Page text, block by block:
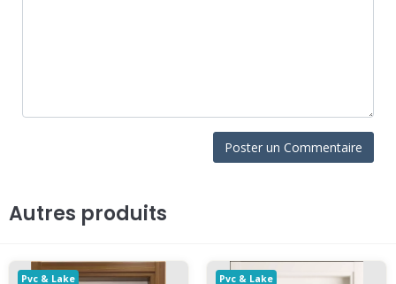
Autres produits
Pvc & Lake Pvc & Lake